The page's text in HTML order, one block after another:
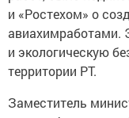
и «Ростехом» о
авиахимработами.
и экологическую
территории РТ.
Заместитель